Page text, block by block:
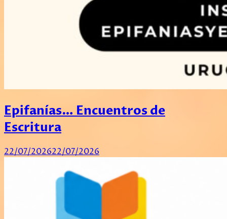
Epifanías… Encuentros de
Escritura
22/07/202622/07/2026